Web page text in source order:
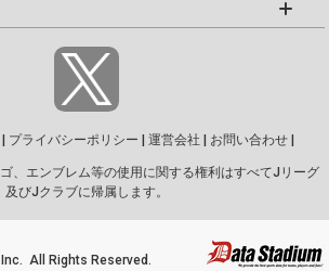
プライバシーポリシー 運営会社 お問い合わせ
、エンブレム等の使用に関する権利はすべてJリーグ
及びJクラブに帰属します。
All Rights Reserved.